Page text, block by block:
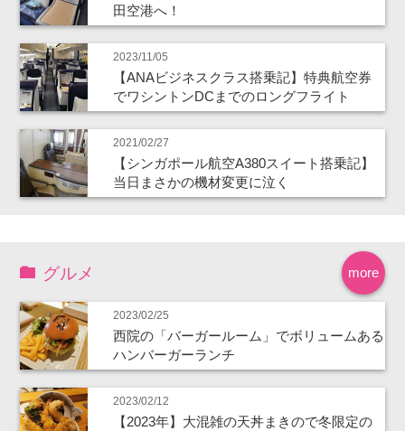
田空港へ！
2023/11/05
【ANAビジネスクラス搭乗記】特典航空券
でワシントンDCまでのロングフライト
2021/02/27
【シンガポール航空A380スイート搭乗記】
当日まさかの機材変更に泣く
more
グルメ
2023/02/25
西院の「バーガールーム」でボリュームある
ハンバーガーランチ
2023/02/12
【2023年】大混雑の天丼まきので冬限定の